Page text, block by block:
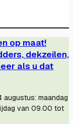
op maat!
dekzeilen,
als u dat
augustus: maandag
van 09.00 tot